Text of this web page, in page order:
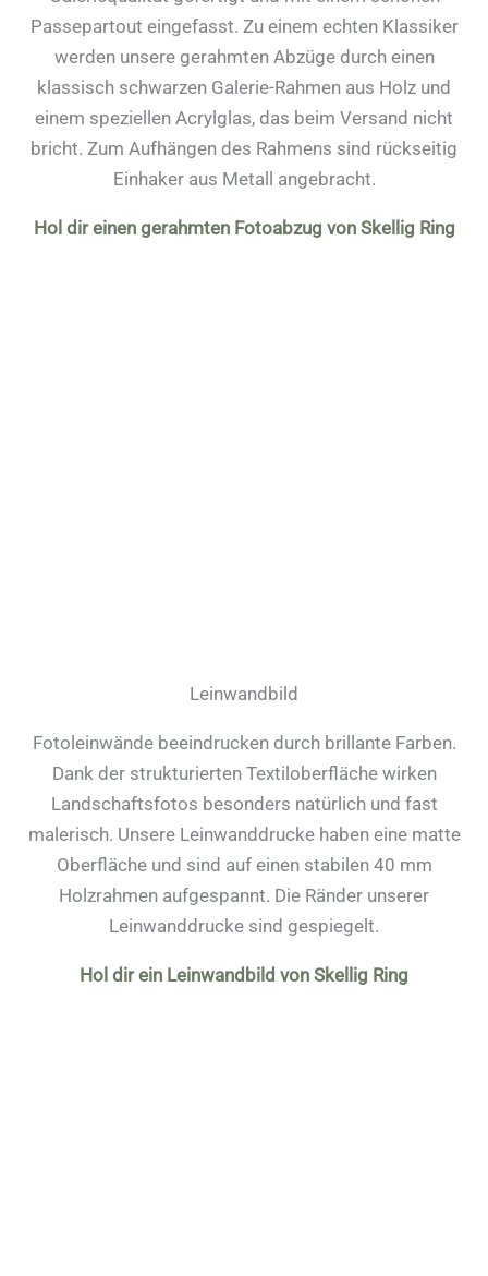
Passepartout eingefasst. Zu einem echten Klassiker
werden unsere gerahmten Abzüge durch einen
klassisch schwarzen Galerie-Rahmen aus Holz und
einem speziellen Acrylglas, das beim Versand nicht
bricht. Zum Aufhängen des Rahmens sind rückseitig
Einhaker aus Metall angebracht.
Hol dir einen gerahmten Fotoabzug von Skellig Ring
Leinwandbild
Fotoleinwände beeindrucken durch brillante Farben.
Dank der strukturierten Textiloberfläche wirken
Landschaftsfotos besonders natürlich und fast
malerisch. Unsere Leinwanddrucke haben eine matte
Oberfläche und sind auf einen stabilen 40 mm
Holzrahmen aufgespannt. Die Ränder unserer
Leinwanddrucke sind gespiegelt.
Hol dir ein Leinwandbild von Skellig Ring